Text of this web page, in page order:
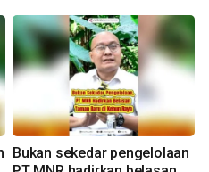
Bukan sekedar pengelolaan